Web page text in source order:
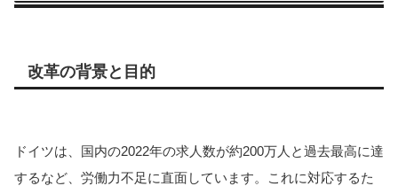
改革の背景と目的
ドイツは、国内の2022年の求人数が約200万人と過去最高に達
するなど、労働力不足に直面しています。これに対応するた